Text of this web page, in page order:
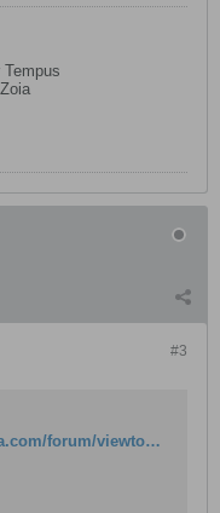
#3
http://www.nordusa.com/forum/viewtopic.php?t=254